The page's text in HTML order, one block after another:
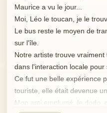
Maurice a vu le jour...
Moi, Léo le toucan, je le
Le bus reste le moyen de
sur l'île.
Notre artiste trouve
dans l'interaction locale
Ce fut une belle expérience
touriste, elle était devenue
Mon ami emplumé, le dodo,